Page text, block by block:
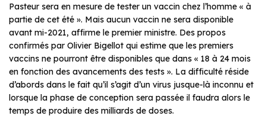
Pasteur sera en mesure de tester un vaccin chez l’homme « à
partie de cet été ». Mais aucun vaccin ne sera disponible
avant mi-2021, affirme le premier ministre. Des propos
confirmés par Olivier Bigellot qui estime que les premiers
vaccins ne pourront être disponibles que dans « 18 à 24 mois
en fonction des avancements des tests ». La difficulté réside
d’abords dans le fait qu’il s’agit d’un virus jusque-là inconnu et
lorsque la phase de conception sera passée il faudra alors le
temps de produire des milliards de doses.